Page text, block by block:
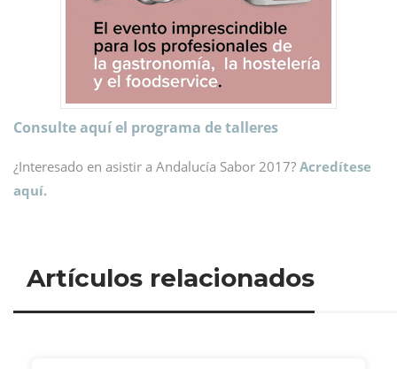
Consulte aquí el programa de talleres
¿Interesado en asistir a Andalucía Sabor 2017? Acredítese
aquí.
Artículos relacionados